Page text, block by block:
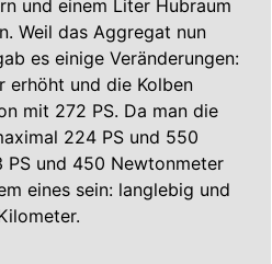
und einem Liter Hubraum
Weil das Aggregat nun
es einige Veränderungen:
erhöht und die Kolben
mit 272 PS. Da man die
224 PS und 550
und 450 Newtonmeter
eines sein: langlebig und